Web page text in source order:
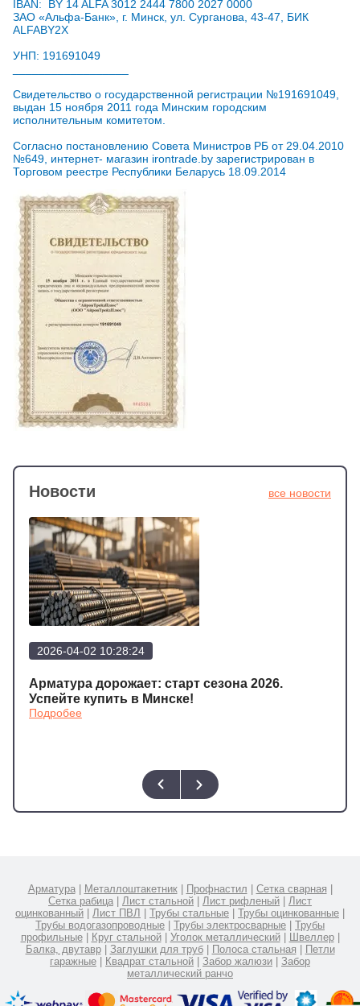
IBAN: BY 14 ALFA 3012 2444 7800 2027 0000
ЗАО «Альфа-Банк», г. Минск, ул. Сурганова, 43-47, БИК
ALFABY2X
УНП: 191691049
Свидетельство о государственной регистрации №191691049,
выдан 15 ноября 2011 года Минским городским
исполнительным комитетом.
Согласно постановлению Совета Министров РБ от 29.04.2010
№649, интернет- магазин irontrade.by зарегистрирован в
Торговом реестре Республики Беларусь 18.09.2014
Новости все новости
2026-04-02 10:28:24
Арматура дорожает: старт сезона 2026.
Успейте купить в Минске!
Подробее
Арматура| Металлоштакетник| Профнастил Сетка сварная
Сетка рабица
Лист стальной Лист рифленый
Лист
оцинкованный
Лист ПВЛ Трубы стальные Трубы оцинкованные
Трубы водогазопроводные
Трубы электросварные
Трубы
профильные| Круг стальной| Уголок металлический| Швеллер|
Балка, двутавр| Заглушки для труб| Полоса стальная
Петли
гаражные
Квадрат стальной Забор жалюзи
Забор
металлический ранчо